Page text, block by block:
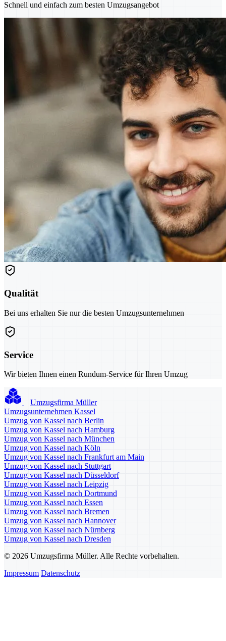
Schnell und einfach zum besten Umzugsangebot
Qualität
Bei uns erhalten Sie nur die besten Umzugsunternehmen
Service
Wir bieten Ihnen einen Rundum-Service für Ihren Umzug
Umzugsfirma Müller
Umzugsunternehmen Kassel
Umzug von Kassel nach Berlin
Umzug von Kassel nach Hamburg
Umzug von Kassel nach München
Umzug von Kassel nach Köln
Umzug von Kassel nach Frankfurt am Main
Umzug von Kassel nach Stuttgart
Umzug von Kassel nach Düsseldorf
Umzug von Kassel nach Leipzig
Umzug von Kassel nach Dortmund
Umzug von Kassel nach Essen
Umzug von Kassel nach Bremen
Umzug von Kassel nach Hannover
Umzug von Kassel nach Nürnberg
Umzug von Kassel nach Dresden
© 2026 Umzugsfirma Müller. Alle Rechte vorbehalten.
Impressum Datenschutz